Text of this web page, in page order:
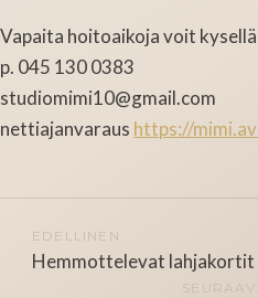
Vapaita hoitoaikoja voit
p. 045 130 0383
studiomimi10@gmail.com
nettiajanvaraus https://
Artikkelien
selaus
EDELLINEN
Hemmottelevat lahjakortit